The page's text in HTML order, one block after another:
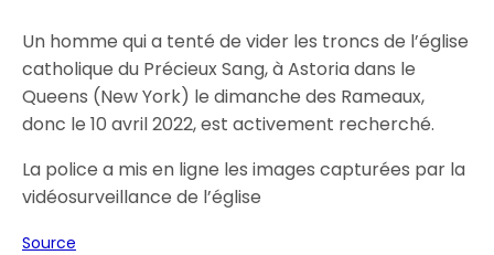
Un homme qui a tenté de vider les troncs de l’église
catholique du Précieux Sang, à Astoria dans le
Queens (New York) le dimanche des Rameaux,
donc le 10 avril 2022, est activement recherché.
La police a mis en ligne les images capturées par la
vidéosurveillance de l’église
Source